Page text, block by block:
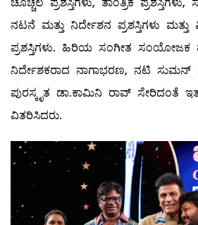
ನಟನೆ ಮತ್ತು ನಿರ್ದೇಶನ ಪ್ರಶಸ್ತಿಗಳು ಮತ್ತು
ಪ್ರಶಸ್ತಿಗಳು. ಹಿರಿಯ ಸಂಗೀತ
ನಿರ್ದೇಶಕರಾದ ನಾಗಾಭರಣ, ನಟಿ ಸುಮನ್
ಪುರಸ್ಕೃತ ಡಾ.ಕಾಮಿನಿ ರಾವ್ ಸೇರಿದಂತೆ ಇತರ
ವಿತರಿಸಿದರು.